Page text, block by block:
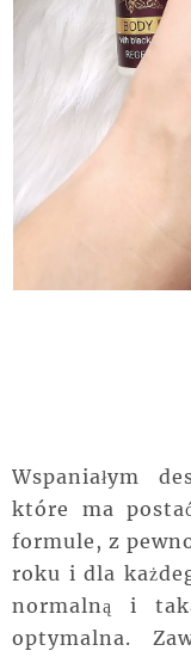
Wspaniałym
które ma
formule, z
roku i dla
normalną i
optymalna.